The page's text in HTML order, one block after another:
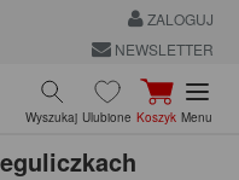
ZALOGUJ
NEWSLETTER
Wyszukaj Ulubione Koszyk Menu